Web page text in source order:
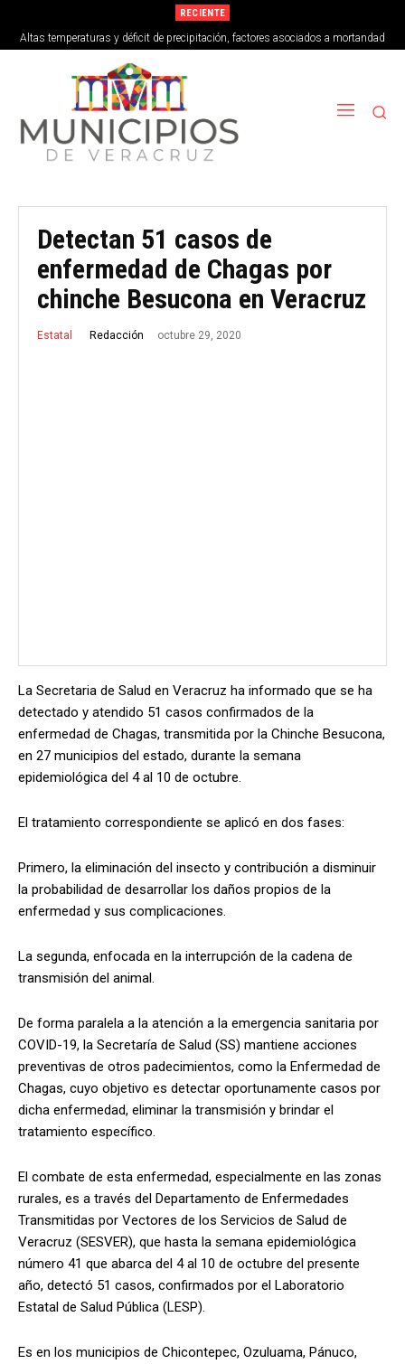
RECIENTE
Altas temperaturas y déficit de precipitación, factores asociados a mortandad
de peces en Vega de Alatorre
Detectan 51 casos de
enfermedad de Chagas por
chinche Besucona en Veracruz
Estatal Redacción octubre 29, 2020
La Secretaria de Salud en Veracruz ha informado que se ha
detectado y atendido 51 casos confirmados de la
enfermedad de Chagas, transmitida por la Chinche Besucona,
en 27 municipios del estado, durante la semana
epidemiológica del 4 al 10 de octubre.
El tratamiento correspondiente se aplicó en dos fases:
Primero, la eliminación del insecto y contribución a disminuir
la probabilidad de desarrollar los daños propios de la
enfermedad y sus complicaciones.
La segunda, enfocada en la interrupción de la cadena de
transmisión del animal.
De forma paralela a la atención a la emergencia sanitaria por
COVID-19, la Secretaría de Salud (SS) mantiene acciones
preventivas de otros padecimientos, como la Enfermedad de
Chagas, cuyo objetivo es detectar oportunamente casos por
dicha enfermedad, eliminar la transmisión y brindar el
tratamiento específico.
El combate de esta enfermedad, especialmente en las zonas
rurales, es a través del Departamento de Enfermedades
Transmitidas por Vectores de los Servicios de Salud de
Veracruz (SESVER), que hasta la semana epidemiológica
número 41 que abarca del 4 al 10 de octubre del presente
año, detectó 51 casos, confirmados por el Laboratorio
Estatal de Salud Pública (LESP).
Es en los municipios de Chicontepec, Ozuluama, Pánuco,